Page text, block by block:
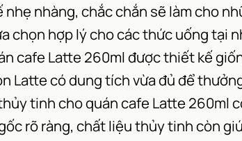
nhàng, chắc chắn sẽ làm cho
hợp lý cho các thức uống tại
cafe Latte 260ml được thiết kế
Latte có dung tích vừa đủ để
tinh cho quán cafe Latte 260ml
rõ ràng, chất liệu thủy tinh còn